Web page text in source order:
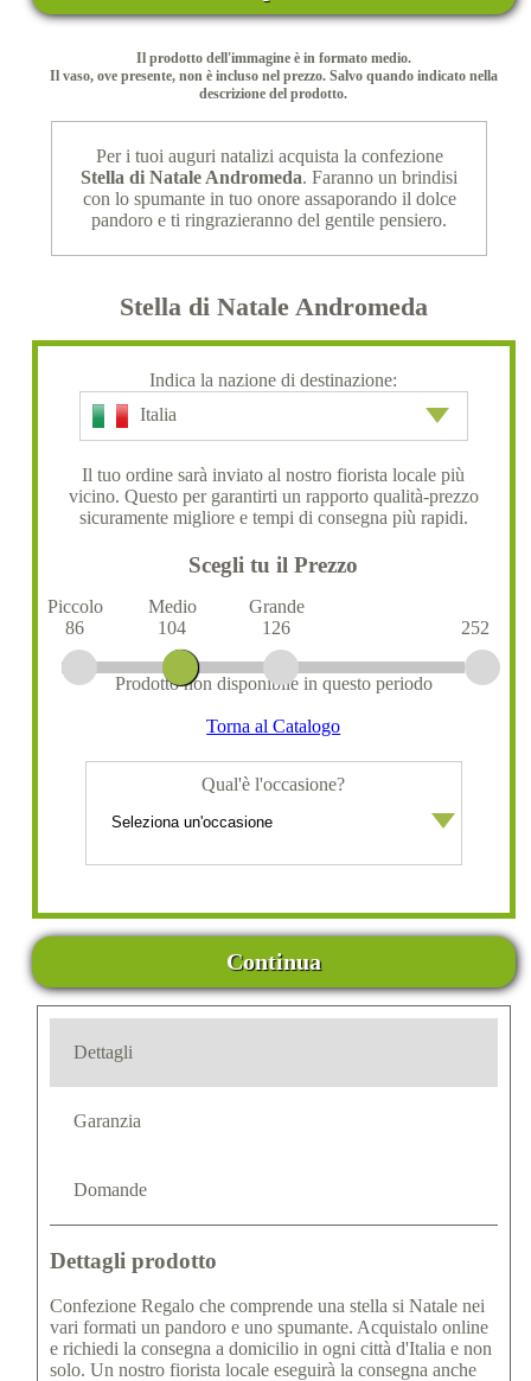
Il prodotto dell'immagine è in formato medio.
Il vaso, ove presente, non è incluso nel prezzo. Salvo quando indicato nella
descrizione del prodotto.
Per i tuoi auguri natalizi acquista la confezione
Stella di Natale Andromeda. Faranno un brindisi
con lo spumante in tuo onore assaporando il dolce
pandoro e ti ringrazieranno del gentile pensiero.
Stella di Natale Andromeda
Indica la nazione di destinazione:
Italia
Il tuo ordine sarà inviato al nostro fiorista locale più
vicino. Questo per garantirti un rapporto qualità-prezzo
sicuramente migliore e tempi di consegna più rapidi.
Scegli tu il Prezzo
Piccolo
86
Medio
104
Grande
126
252
Prodotto non disponibile in questo periodo
Torna al Catalogo
Qual'è l'occasione?
Continua
Dettagli
Garanzia
Domande
Dettagli prodotto
Confezione Regalo che comprende una stella si Natale nei
vari formati un pandoro e uno spumante. Acquistalo online
e richiedi la consegna a domicilio in ogni città d'Italia e non
solo. Un nostro fiorista locale eseguirà la consegna anche